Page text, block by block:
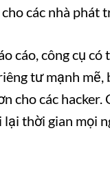
các nhà phát
cáo, công cụ có
tư mạnh mẽ,
cho các hacker.
lại thời gian mọi